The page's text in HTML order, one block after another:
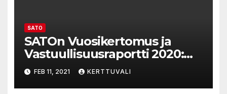
SATO
SATOn Vuosikertomus ja
Vastuullisuusraportti 2020:
Onnistuimme
energiansäästötoimenpiteiss
FEB 11, 2021 KERTTUVALI